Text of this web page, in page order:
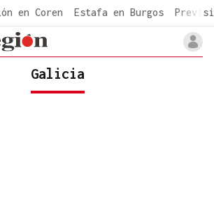
en Coren Estafa en Burgos
Galicia